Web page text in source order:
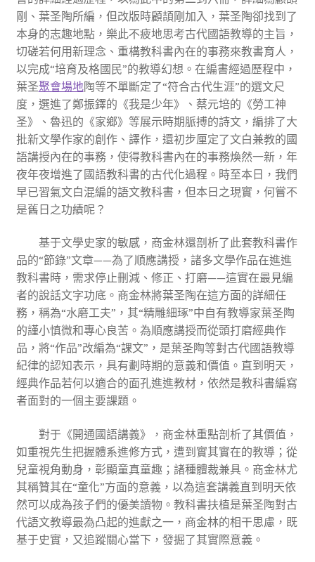
剛、葉圣陶所編，但改版時顧頡剛加入，葉圣陶卻找到了
本身的志趣地點，樂此不疲地思考古代國語教導的主旨，
切磋若何用新理念、重構教科書內在的事務來教書育人，
以完成“培育及格國民”的教導幻想。在編書經過歷程中，
葉圣聚會場地陶等不單斷定了“符合古代生涯”的選文尺
度，選進了鄭振鐸的《我是少年》、蔡元培的《勞工神
圣》、魯迅的《家鄉》等展示時期脈搏的詩文，編排了大
批新文學作家的創作、譯作，還初步厘定了文白兼教的國
語講授內在的事務，使得教科書內在的事務煥然一新，年
夜年夜增進了國語教科書的古代化過程。時至本日，我們
早已習氣文白混編的語文教科書，但本日之現實，何嘗不
是舊日之功績呢？
基于文學史家的敏感，商金林還剖析了此套教科書作
品的“節錄”文章——為了順應講授，諸多文學作品在進進
教科書時，需求停止刪減、修正、打磨——這實在最見編
者的說話文字功底。商金林將葉圣陶在這方面的詳細任
務，稱為“水磨工夫”，其“精雕細琢”中自有教導家葉圣陶
的謹小慎微和專心良苦。為順應講授而從頭打磨經典作
品，將“作品”改編為“課文”，是葉圣陶等對古代國語教導
紀律的認知表示，具有劃時期的意義和價值。直到明天，
經典作品若何以適合的面孔進進教材，依然是教科書編寫
者面對的一個主要課題。
對于《開通國語講義》，商金林重點剖析了其價值，
如重視先生把握體系進修方式，遭到實其實在的教導；從
兒童視角動身，彰顯童真童趣；諸種體裁兼具。商金林尤
其稱贊其在“童化”方面的意義，以為這套講義直到明天依
然可以成為孩子們的優美讀物。教科書扶植是葉圣陶對古
代語文教導最為凸起的進獻之一，商金林的相干思慮，既
基于史實，又追蹤關心當下，發掘了其實際意義。